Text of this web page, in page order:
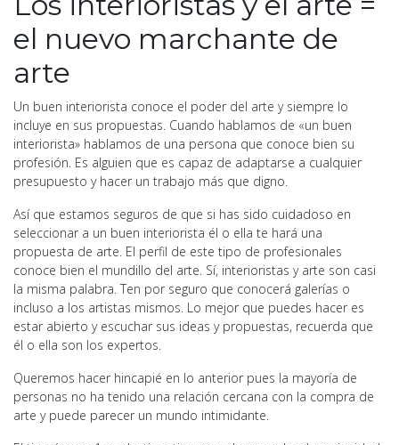
el nuevo marchante de
arte
Un buen interiorista conoce el poder del arte y siempre lo
incluye en sus propuestas. Cuando hablamos de «un buen
interiorista» hablamos de una persona que conoce bien su
profesión. Es alguien que es capaz de adaptarse a cualquier
presupuesto y hacer un trabajo más que digno.
Así que estamos seguros de que si has sido cuidadoso en
seleccionar a un buen interiorista él o ella te hará una
propuesta de arte. El perfil de este tipo de profesionales
conoce bien el mundillo del arte. Sí, interioristas y arte son casi
la misma palabra. Ten por seguro que conocerá galerías o
incluso a los artistas mismos. Lo mejor que puedes hacer es
estar abierto y escuchar sus ideas y propuestas, recuerda que
él o ella son los expertos.
Queremos hacer hincapié en lo anterior pues la mayoría de
personas no ha tenido una relación cercana con la compra de
arte y puede parecer un mundo intimidante.